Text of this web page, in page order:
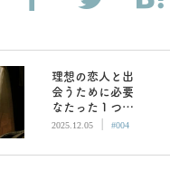
理想の恋人と出
会うために必要
なたった１つの
こと
2025.12.05 | #004